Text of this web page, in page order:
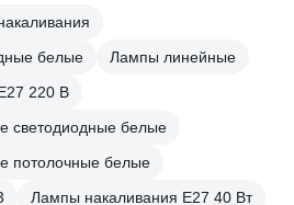
белые
Лампы линейные
220 В
светодиодные белые
потолочные белые
Лампы накаливания E27 40 Вт